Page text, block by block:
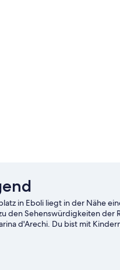
in Eboli liegt in der Nähe
den Sehenswürdigkeiten
d'Arechi. Du bist mit
für dich: Alte Metzgerei und